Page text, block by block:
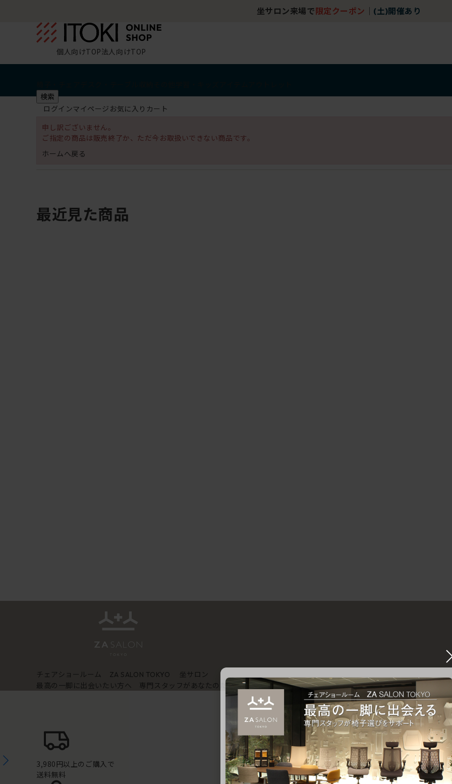
坐サロン来場で 限定クーポン (土)開催あり
個人向けTOP法人向けTOP
検索
ログインマイページ お気に入り カート
申し訳ございません。
ご指定の商品は販売終了か、ただ今お取扱いできない商品です。
ホームへ戻る
最近見た商品
チェアショールーム ZA SALON TOKYO
坐サロン
最高の一脚に出会いたい方へ 専門スタッフがあなたのための椅子選びをサポートいたします。
3,980円以上のご購入で
送料無料